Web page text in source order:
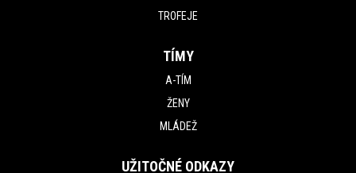
TROFEJE
TÍMY
A-TÍM
ŽENY
MLÁDEŽ
UŽITOČNÉ ODKAZY